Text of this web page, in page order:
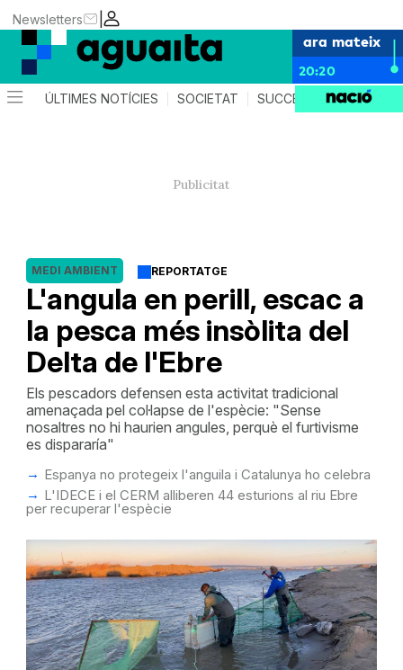
|
Newsletters
ara mateix
20:20
ÚLTIMES NOTÍCIES SOCIETAT SUCCESSOS AGENDA
REPORTATGE
L'angula en perill, escac a
la pesca més insòlita del
Delta de l'Ebre
MEDI AMBIENT
Els pescadors defensen esta activitat tradicional
amenaçada pel col·lapse de l'espècie: "Sense
nosaltres no hi haurien angules, perquè el furtivisme
es dispararía"
Espanya no protegeix l'anguila i Catalunya ho celebra
L'IDECE i el CERM alliberen 44 esturions al riu Ebre
per recuperar l'espècie